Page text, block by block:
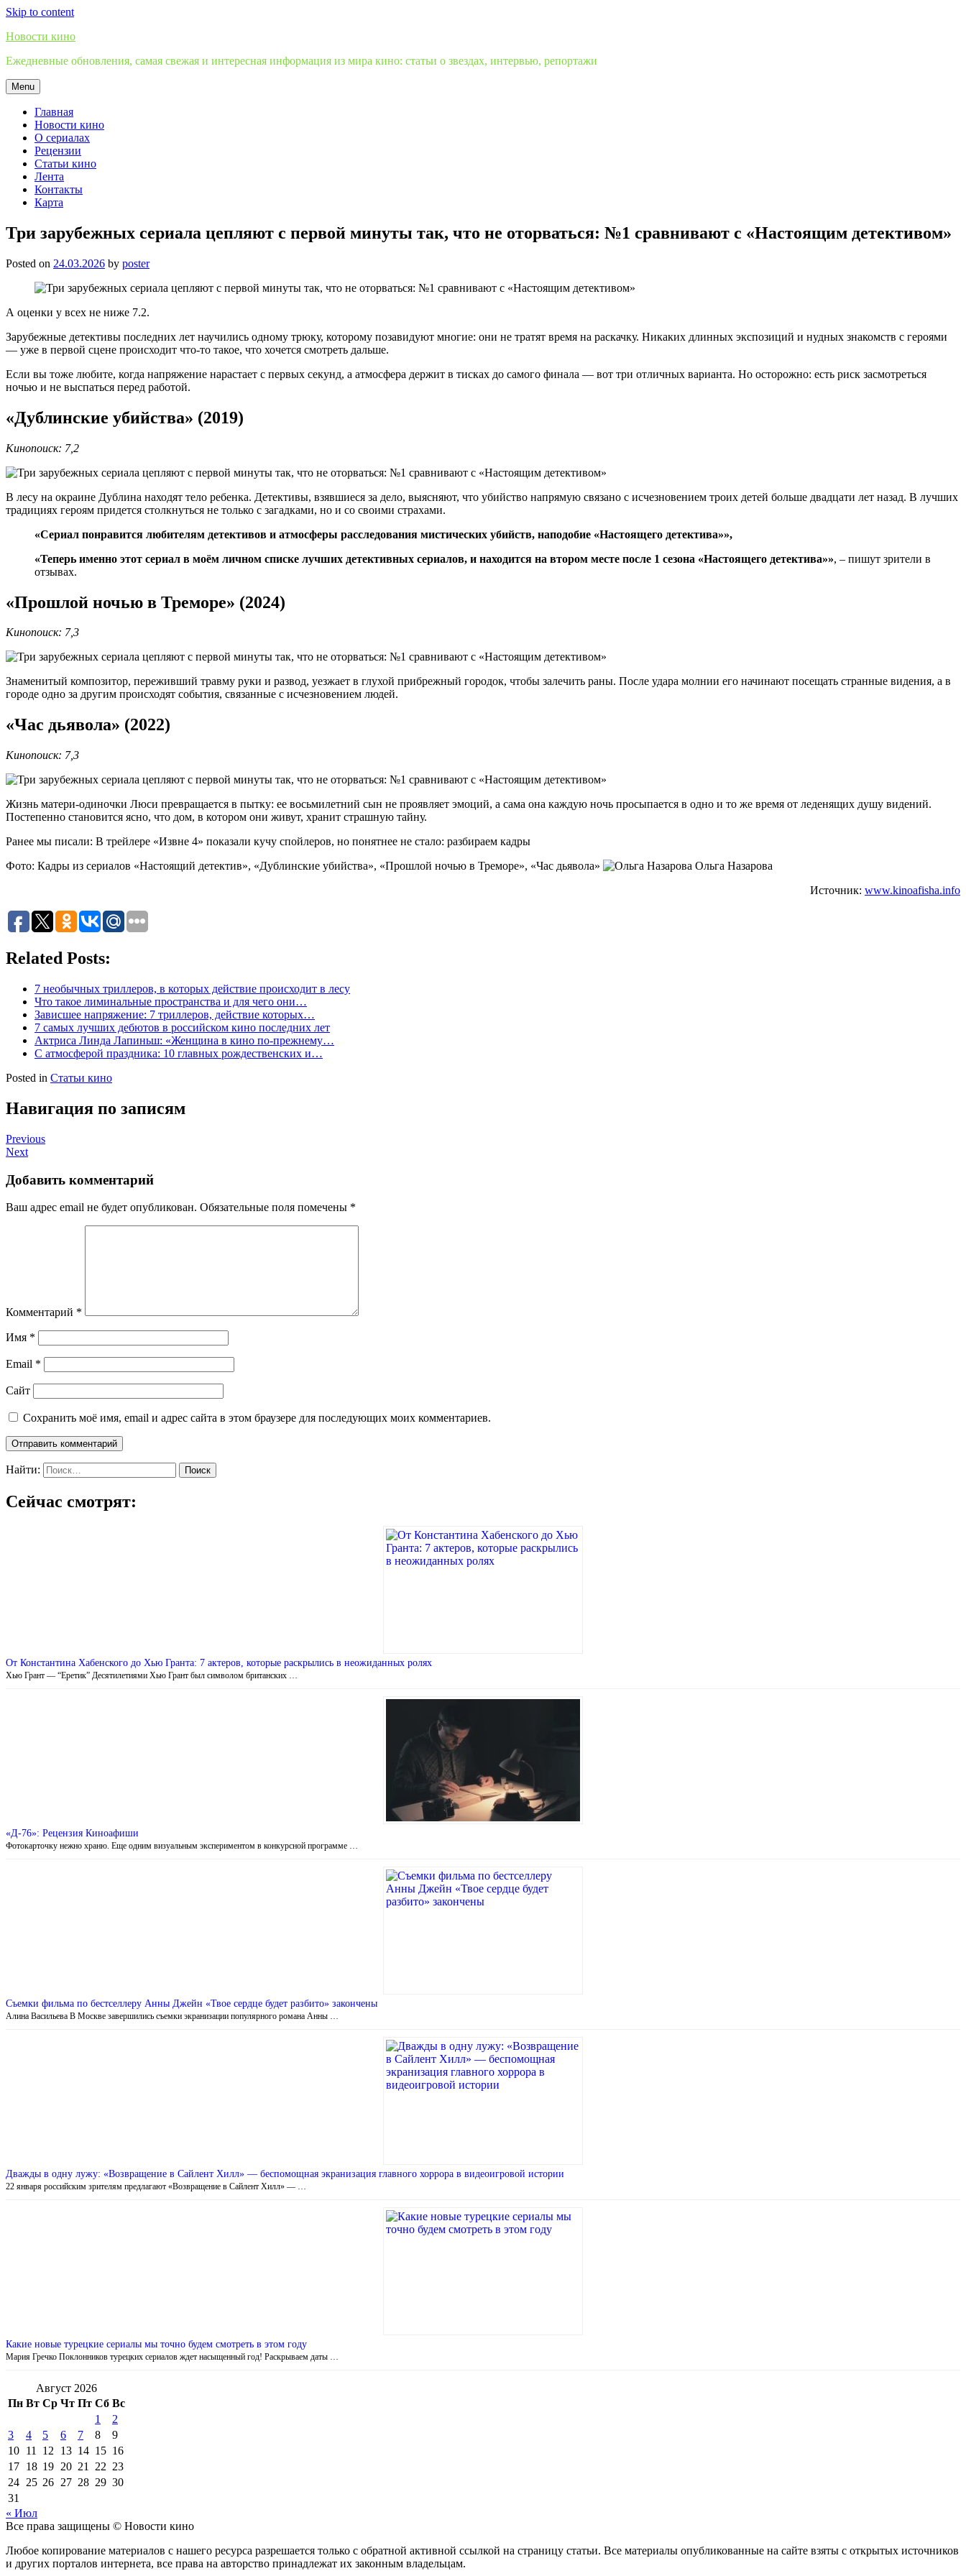
Skip to content
Новости кино
Ежедневные обновления, самая свежая и интересная информация из мира кино: статьи о звездах, интервью, репортажи
Menu
Главная
Новости кино
О сериалах
Рецензии
Статьи кино
Лента
Контакты
Карта
Три зарубежных сериала цепляют с первой минуты так, что не оторваться: №1 сравнивают с «Настоящим детективом»
Posted on 24.03.2026 by poster
А оценки у всех не ниже 7.2.
Зарубежные детективы последних лет научились одному трюку, которому позавидуют многие: они не тратят время на раскачку. Никаких длинных экспозиций и нудных знакомств с героями
— уже в первой сцене происходит что-то такое, что хочется смотреть дальше.
Если вы тоже любите, когда напряжение нарастает с первых секунд, а атмосфера держит в тисках до самого финала — вот три отличных варианта. Но осторожно: есть риск засмотреться
ночью и не выспаться перед работой.
«Дублинские убийства» (2019)
Кинопоиск: 7,2
В лесу на окраине Дублина находят тело ребенка. Детективы, взявшиеся за дело, выясняют, что убийство напрямую связано с исчезновением троих детей больше двадцати лет назад. В лучших
традициях героям придется столкнуться не только с загадками, но и со своими страхами.
«Сериал понравится любителям детективов и атмосферы расследования мистических убийств, наподобие «Настоящего детектива»»,
«Теперь именно этот сериал в моём личном списке лучших детективных сериалов, и находится на втором месте после 1 сезона «Настоящего детектива»», – пишут зрители в
отзывах.
«Прошлой ночью в Треморе» (2024)
Кинопоиск: 7,3
Знаменитый композитор, переживший травму руки и развод, уезжает в глухой прибрежный городок, чтобы залечить раны. После удара молнии его начинают посещать странные видения, а в
городе одно за другим происходят события, связанные с исчезновением людей.
«Час дьявола» (2022)
Кинопоиск: 7,3
Жизнь матери-одиночки Люси превращается в пытку: ее восьмилетний сын не проявляет эмоций, а сама она каждую ночь просыпается в одно и то же время от леденящих душу видений.
Постепенно становится ясно, что дом, в котором они живут, хранит страшную тайну.
Ранее мы писали: В трейлере «Извне 4» показали кучу спойлеров, но понятнее не стало: разбираем кадры
Фото: Кадры из сериалов «Настоящий детектив», «Дублинские убийства», «Прошлой ночью в Треморе», «Час дьявола»
Ольга Назарова
Источник: www.kinoafisha.info
Related Posts:
7 необычных триллеров, в которых действие происходит в лесу
Что такое лиминальные пространства и для чего они…
Зависшее напряжение: 7 триллеров, действие которых…
7 самых лучших дебютов в российском кино последних лет
Актриса Линда Лапиньш: «Женщина в кино по-прежнему…
С атмосферой праздника: 10 главных рождественских и…
Posted in Статьи кино
Навигация по записям
Previous
Next
Добавить комментарий
Ваш адрес email не будет опубликован. Обязательные поля помечены *
Комментарий *
Имя *
Email *
Сайт
Сохранить моё имя, email и адрес сайта в этом браузере для последующих моих комментариев.
Найти:
Сейчас смотрят:
От Константина Хабенского до Хью Гранта: 7 актеров, которые раскрылись в неожиданных ролях
Хью Грант — “Еретик” Десятилетиями Хью Грант был символом британских …
«Д-76»: Рецензия Киноафиши
Фотокарточку нежно храню. Еще одним визуальным экспериментом в конкурсной программе …
Съемки фильма по бестселлеру Анны Джейн «Твое сердце будет разбито» закончены
Алина Васильева В Москве завершились съемки экранизации популярного романа Анны …
Дважды в одну лужу: «Возвращение в Сайлент Хилл» — беспомощная экранизация главного хоррора в видеоигровой истории
22 января российским зрителям предлагают «Возвращение в Сайлент Хилл» — …
Какие новые турецкие сериалы мы точно будем смотреть в этом году
Мария Гречко Поклонников турецких сериалов ждет насыщенный год! Раскрываем даты …
Август 2026
Пн Вт Ср Чт Пт Сб Вс
1
2
3
4 5 6 7 8
9
10 11 12 13 14 15 16
17 18 19 20 21 22 23
24 25 26 27 28 29 30
31
« Июл
Все права защищены © Новости кино
Любое копирование материалов с нашего ресурса разрешается только с обратной активной ссылкой на страницу статьи. Все материалы опубликованные на сайте взяты с открытых источников
и других порталов интернета, все права на авторство принадлежат их законным владельцам.